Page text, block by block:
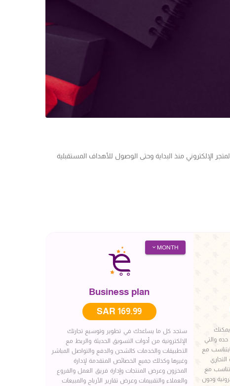
الإلكتروني منذ البداية وحتى الوصول للأهداف المستقبلية
والتي
مع
مع
ودون
MONTH
Business plan
169.99 SAR
ستجد كل ما يساعدك في تطوير وتوسيع تجارتك
الإلكترونية من أدوات التسويق الحديثة والربط مع
التطبيقات والخدمات كالشحن والدفع والتواصل المباشر
وغيرها وكذلك جميع الخصائص المتقدمة لإدارة
المخزون وعرض المنتجات وإدارة فريق العمل والفروع
والعملاء والتقييمات وعرض تقارير الأرباح والمبيعات